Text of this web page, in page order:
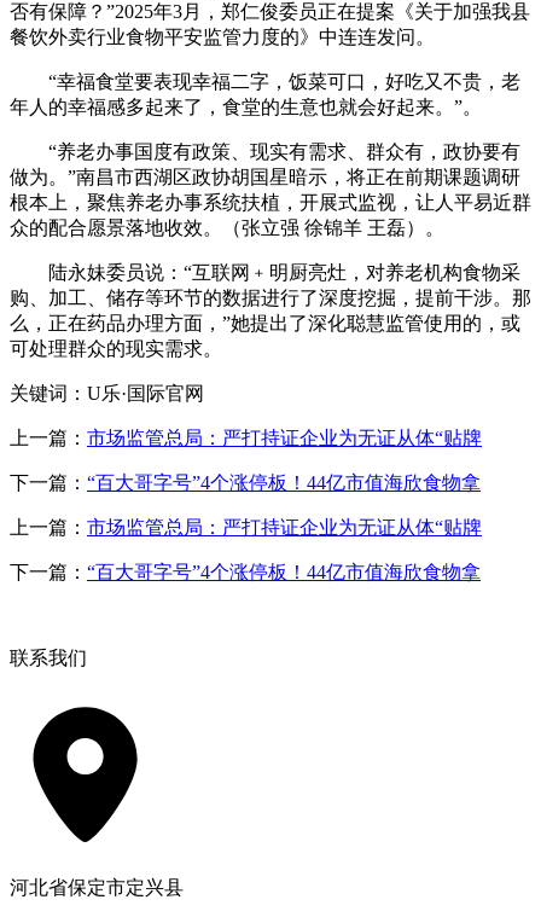
否有保障？”2025年3月，郑仁俊委员正在提案《关于加强我县
餐饮外卖行业食物平安监管力度的》中连连发问。
“幸福食堂要表现幸福二字，饭菜可口，好吃又不贵，老
年人的幸福感多起来了，食堂的生意也就会好起来。”。
“养老办事国度有政策、现实有需求、群众有，政协要有
做为。”南昌市西湖区政协胡国星暗示，将正在前期课题调研
根本上，聚焦养老办事系统扶植，开展式监视，让人平易近群
众的配合愿景落地收效。（张立强 徐锦羊 王磊）。
陆永妹委员说：“互联网﹢明厨亮灶，对养老机构食物采
购、加工、储存等环节的数据进行了深度挖掘，提前干涉。那
么，正在药品办理方面，”她提出了深化聪慧监管使用的，或
可处理群众的现实需求。
关键词：U乐·国际官网
上一篇： 市场监管总局：严打持证企业为无证从体“贴牌
下一篇： “百大哥字号”4个涨停板！44亿市值海欣食物拿
上一篇： 市场监管总局：严打持证企业为无证从体“贴牌
下一篇： “百大哥字号”4个涨停板！44亿市值海欣食物拿
联系我们
河北省保定市定兴县